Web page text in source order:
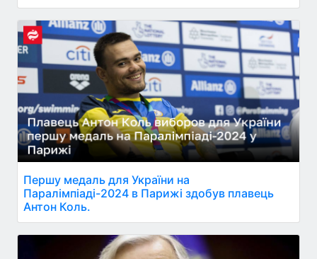
Першу медаль для України на
Паралімпіаді-2024 в Парижі здобув плавець
Антон Коль.